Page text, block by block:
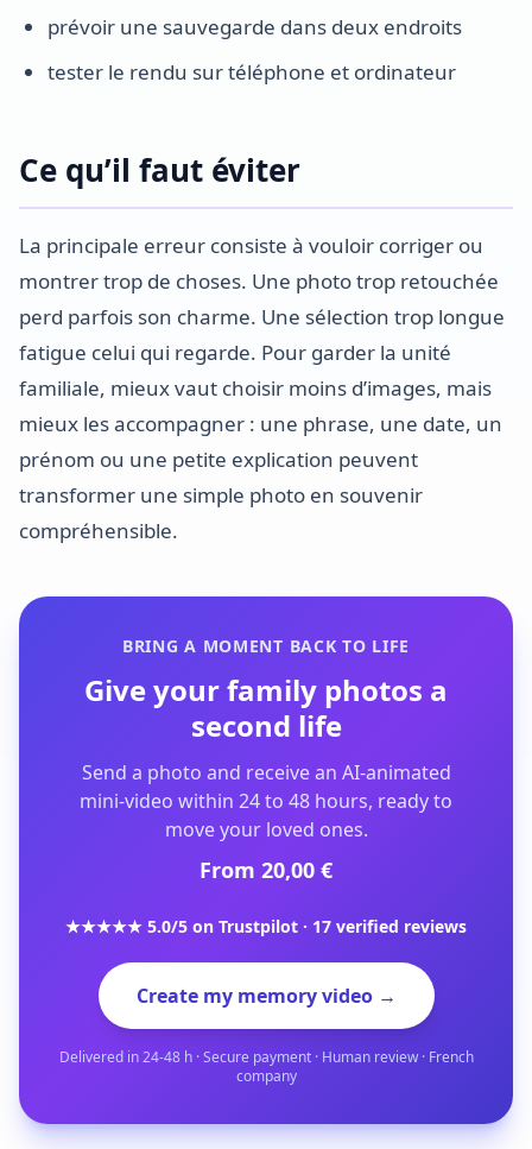
prévoir une sauvegarde dans deux endroits
tester le rendu sur téléphone et ordinateur
Ce qu’il faut éviter
La principale erreur consiste à vouloir corriger ou
montrer trop de choses. Une photo trop retouchée
perd parfois son charme. Une sélection trop longue
fatigue celui qui regarde. Pour garder la unité
familiale, mieux vaut choisir moins d’images, mais
mieux les accompagner : une phrase, une date, un
prénom ou une petite explication peuvent
transformer une simple photo en souvenir
compréhensible.
BRING A MOMENT BACK TO LIFE
Give your family photos a
second life
Send a photo and receive an AI-animated
mini-video within 24 to 48 hours, ready to
move your loved ones.
From 20,00 €
★★★★★ 5.0/5 on Trustpilot · 17 verified reviews
Create my memory video →
Delivered in 24-48 h · Secure payment · Human review · French
company